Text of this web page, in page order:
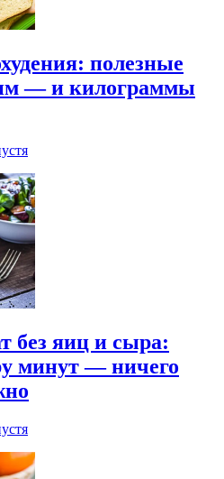
полезные
— и килограммы
без яиц и сыра:
минут — ничего